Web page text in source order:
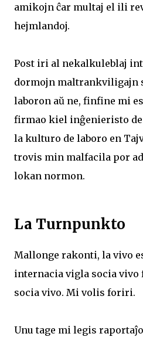
amikojn ĉar multaj el ili
hejmlandoj.
Post iri al nekalkuleblaj
dormojn maltrankviligajn
laboron aŭ ne, finfine mi
firmao kiel inĝenieristo
la kulturo de laboro en
trovis min malfacila por
lokan normon.
La Turnpunkto
Mallonge rakonti, la vivo
internacia vigla socia
socia vivo. Mi volis foriri.
Unu tage mi legis